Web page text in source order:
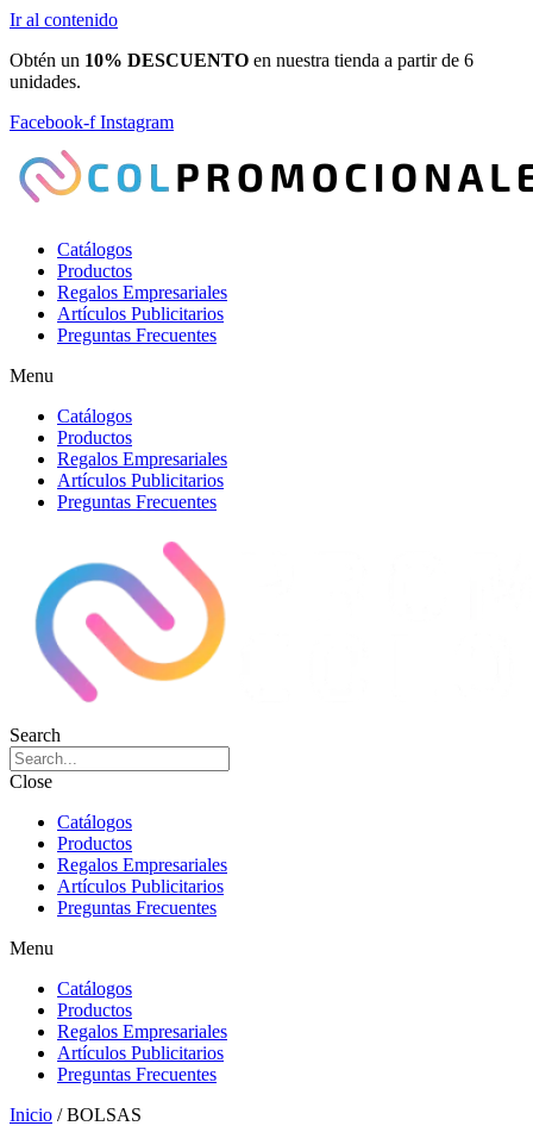
Ir al contenido
Obtén un 10% DESCUENTO en nuestra tienda a partir de 6
unidades.
Facebook-f Instagram
Catálogos
Productos
Regalos Empresariales
Artículos Publicitarios
Preguntas Frecuentes
Menu
Catálogos
Productos
Regalos Empresariales
Artículos Publicitarios
Preguntas Frecuentes
Search
Close
Catálogos
Productos
Regalos Empresariales
Artículos Publicitarios
Preguntas Frecuentes
Menu
Catálogos
Productos
Regalos Empresariales
Artículos Publicitarios
Preguntas Frecuentes
Inicio / BOLSAS